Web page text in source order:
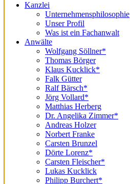
Kanzlei
Unternehmensphilosophie
Unser Profil
Was ist ein Fachanwalt
Anwälte
Wolfgang Söllner*
Thomas Börger
Klaus Kucklick*
Falk Gütter
Ralf Bärsch*
Jörg Vollard*
Matthias Herberg
Dr. Angelika Zimmer*
Andreas Holzer
Norbert Franke
Carsten Brunzel
Dörte Lorenz*
Carsten Fleischer*
Lukas Kucklick
Philipp Burchert*